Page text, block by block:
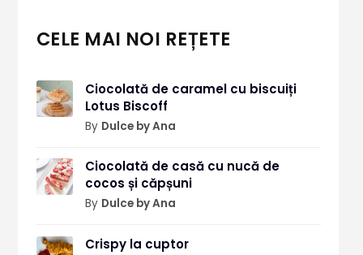
CELE MAI NOI REȚETE
Ciocolată de caramel cu biscuiți
Lotus Biscoff
By Dulce by Ana
Ciocolată de casă cu nucă de
cocos și căpșuni
By Dulce by Ana
Crispy la cuptor